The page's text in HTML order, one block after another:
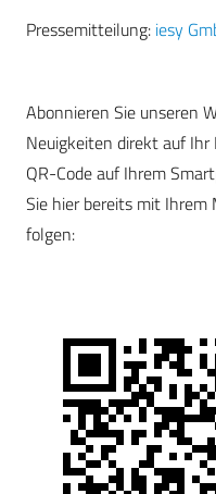
Pressemitteilung: iesy
Abonnieren Sie unseren
Neuigkeiten direkt auf
QR-Code auf Ihrem
Sie hier bereits mit Ihrem
folgen: